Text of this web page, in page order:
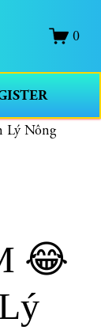
0
Lý Nông
😂